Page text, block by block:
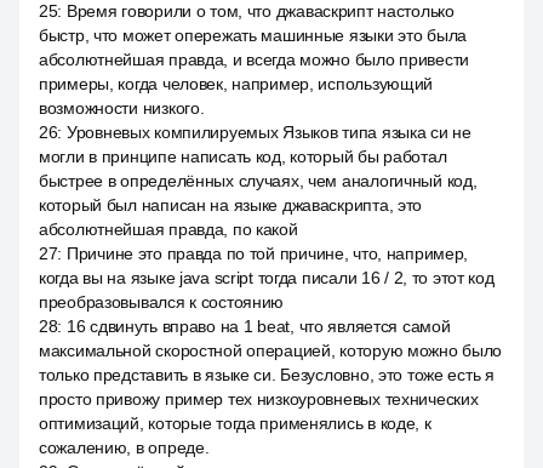
25: Время говорили о том, что джаваскрипт настолько
быстр, что может опережать машинные языки это была
абсолютнейшая правда, и всегда можно было привести
примеры, когда человек, например, использующий
возможности низкого.
26: Уровневых компилируемых Языков типа языка си не
могли в принципе написать код, который бы работал
быстрее в определённых случаях, чем аналогичный код,
который был написан на языке джаваскрипта, это
абсолютнейшая правда, по какой
27: Причине это правда по той причине, что, например,
когда вы на языке java script тогда писали 16 / 2, то этот код
преобразовывался к состоянию
28: 16 сдвинуть вправо на 1 beat, что является самой
максимальной скоростной операцией, которую можно было
только представить в языке си. Безусловно, это тоже есть я
просто привожу пример тех низкоуровневых технических
оптимизаций, которые тогда применялись в коде, к
сожалению, в опреде.